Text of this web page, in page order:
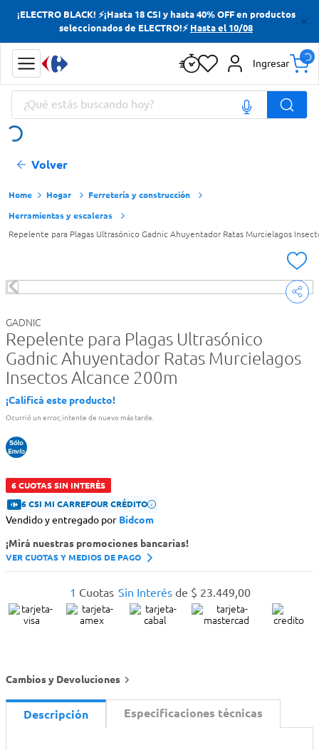
¡ELECTRO BLACK! ⚡¡Hasta 18 CSI y hasta 40% OFF en productos
seleccionados de ELECTRO!⚡ Hasta el 10/08
Ingresar
¿Qué estás buscando hoy?
Volver
Hogar
Ferretería y construcción
Herramientas y escaleras
Repelente para Plagas Ultrasónico Gadnic Ahuyentador Ratas Murcielagos
GADNIC
Repelente para Plagas Ultrasónico
Gadnic Ahuyentador Ratas Murcielagos
Insectos Alcance 200m
¡Calificá este producto!
Ocurrió un error, intente de nuevo más tarde.
6 CUOTAS SIN INTERÉS
6 CSI MI CARREFOUR CRÉDITO
Vendido y entregado por Bidcom
¡Mirá nuestras promociones bancarias!
VER CUOTAS Y MEDIOS DE PAGO
1 Cuotas Sin Interés de $ 23.449,00
Cambios y Devoluciones
Descripción Especificaciones técnicas
Términos más buscados
Yerba
Cerveza
Doves
Jabon Tocador
Términos más buscados
Yerba
Cerveza
Doves
Jabon Tocador